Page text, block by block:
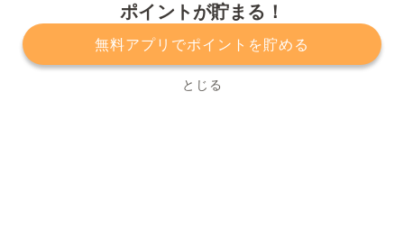
ポイントが貯まる！
無料アプリでポイントを貯める
とじる
プライバシーポリシー 利用規約
運営会社
サービスに関してのお問い合わせ